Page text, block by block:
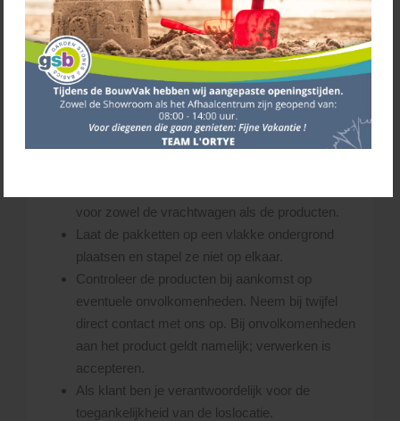
De materialen die je besteld hebt, lossen we
naast de vrachtwagen. Uiteraard probeert de
chauffeur de materialen zo dicht mogelijk bij de
gewenste losplaats af te leveren. Uitgangspunt
hierbij is, dat de chauffeur steeds schade aan
(eigendom van) derden probeert te voorkomen.
De chauffeur bepaalt ter plekke of de gevraagde
voor zowel de vrachtwagen als de producten.
Laat de pakketten op een vlakke ondergrond
plaatsen en stapel ze niet op elkaar.
Controleer de producten bij aankomst op
eventuele onvolkomenheden. Neem bij twijfel
direct contact met ons op. Bij onvolkomenheden
aan het product geldt namelijk; verwerken is
accepteren.
Als klant ben je verantwoordelijk voor de
toegankelijkheid van de loslocatie.